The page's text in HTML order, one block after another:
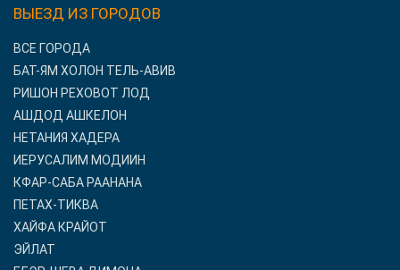
ВЫЕЗД ИЗ ГОРОДОВ
ВСЕ ГОРОДА
БАТ-ЯМ ХОЛОН ТЕЛЬ-АВИВ
РИШОН РЕХОВОТ ЛОД
АШДОД АШКЕЛОН
НЕТАНИЯ ХАДЕРА
ИЕРУСАЛИМ МОДИИН
КФАР-САБА РААНАНА
ПЕТАХ-ТИКВА
ХАЙФА КРАЙОТ
ЭЙЛАТ